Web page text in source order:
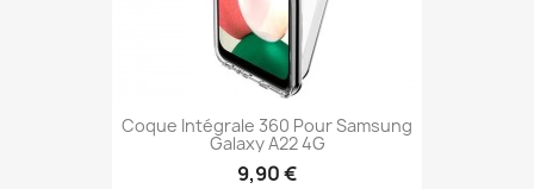
Coque Intégrale 360 Pour Samsung
Galaxy A22 4G
9,90 €